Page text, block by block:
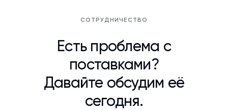
СОТРУДНИЧЕСТВО
Есть проблема с
поставками?
Давайте обсудим её
сегодня.